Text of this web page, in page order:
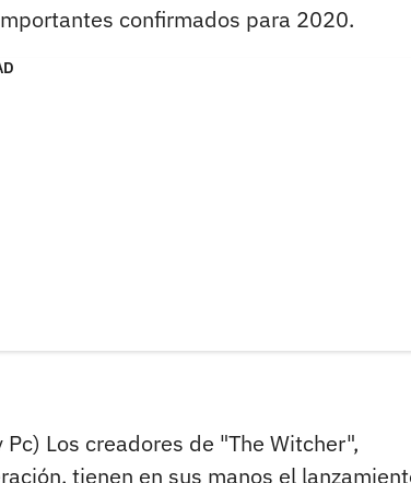
confirmados para 2020.
Los creadores de "The Witcher",
tienen en sus manos el